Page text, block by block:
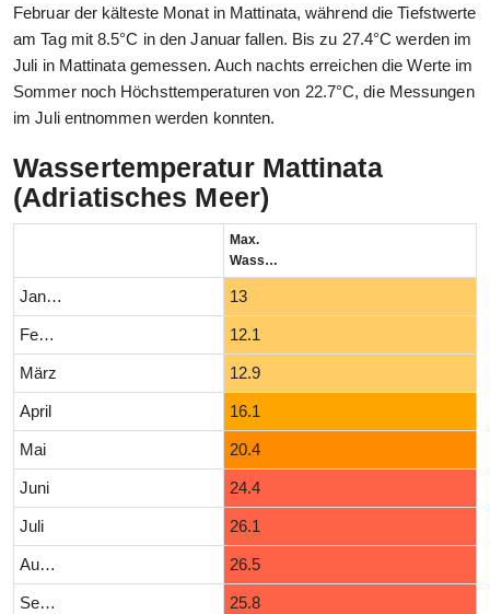
Februar der kälteste Monat in Mattinata, während die Tiefstwerte
am Tag mit 8.5°C in den Januar fallen. Bis zu 27.4°C werden im
Juli in Mattinata gemessen. Auch nachts erreichen die Werte im
Sommer noch Höchsttemperaturen von 22.7°C, die Messungen
im Juli entnommen werden konnten.
Wassertemperatur Mattinata
(Adriatisches Meer)
Max.
Wassertemperatur (°C)
Januar 13
Februar 12.1
März 12.9
April 16.1
Mai 20.4
Juni 24.4
Juli 26.1
August 26.5
September 25.8